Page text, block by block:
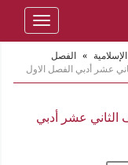
Toggle
الإسلامية »
الفصل
عشر أدبي الفصل الاول
الثاني عشر أدبي